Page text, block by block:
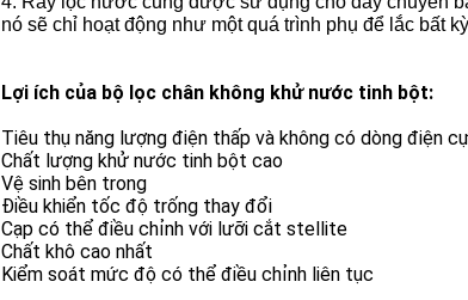
nó sẽ chỉ hoạt động như một quá trình phụ để lắc bất
Lợi ích của bộ lọc chân không khử nước tinh bột:
Tiêu thụ năng lượng điện thấp và không có dòng điện
Chất lượng khử nước tinh bột cao
Vệ sinh bên trong
Điều khiển tốc độ trống thay đổi
Cạp có thể điều chỉnh với lưỡi cắt stellite
Chất khô cao nhất
Kiểm soát mức độ có thể điều chỉnh liên tục